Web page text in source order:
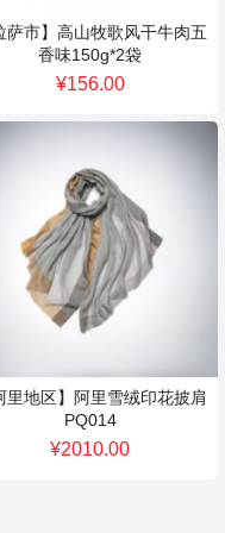
萨市】高山牧歌风干牛肉五
香味150g*2袋
¥156.00
里地区】阿里雪绒印花披肩
PQ014
¥2010.00